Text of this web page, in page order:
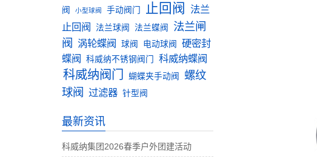
阀
小型球阀 手动阀门 止回阀
法兰
止回阀
法兰球阀 法兰蝶阀
法兰闸
阀 涡轮蝶阀 球阀 电动球阀
硬密封
蝶阀
科威纳不锈钢阀门 科威纳蝶阀
科威纳阀门 蝴蝶夹手动阀
螺纹
球阀 过滤器 针型阀
最新资讯
科威纳集团2026春季户外团建活动